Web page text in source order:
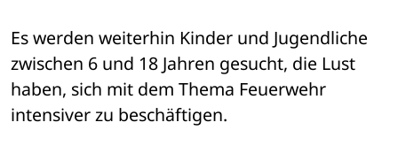
Es werden weiterhin Kinder und Jugendliche
zwischen 6 und 18 Jahren gesucht, die Lust
haben, sich mit dem Thema Feuerwehr
intensiver zu beschäftigen.